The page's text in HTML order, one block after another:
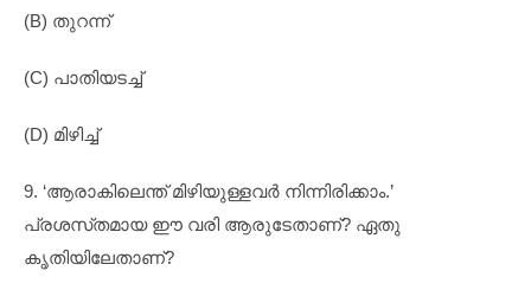
(B) തുറന്ന്
(C) പാതിയടച്ച്
(D) മിഴിച്ച്
9. ‘ആരാകിലെന്ത് മിഴിയുള്ളവർ നിന്നിരിക്കാം.’
പ്രശസ്‌തമായ ഈ വരി ആരുടേതാണ്? ഏതു
കൃതിയിലേതാണ്?